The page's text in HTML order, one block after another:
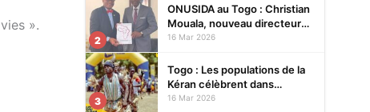
».
2
ONUSIDA au Togo : Christian
Mouala, nouveau directeur
pays
16 Mar 2026
3
Togo : Les populations de la
Kéran célèbrent dans
l’allégresse Tislim-Difoini,
16 Mar 2026